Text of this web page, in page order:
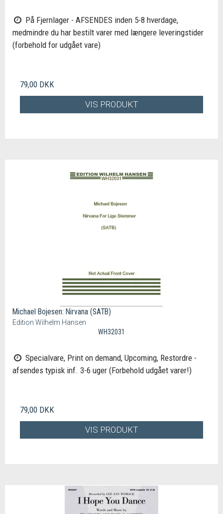
På Fjernlager - AFSENDES inden 5-8 hverdage,
medmindre du har bestilt varer med længere leveringstider
(forbehold for udgået vare)
79,00 DKK
VIS PRODUKT
Michael Bojesen: Nirvana (SATB)
Edition Wilhelm Hansen
WH32031
Specialvare, Print on demand, Upcoming, Restordre -
afsendes typisk inf. 3-6 uger (Forbehold udgået varer!)
79,00 DKK
VIS PRODUKT